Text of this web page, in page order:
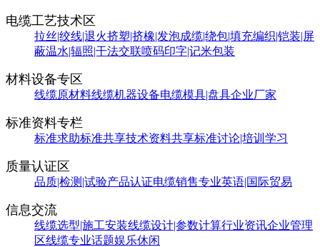
电缆工艺技术区
拉丝|绞线|退火挤塑|挤橡|发泡成缆|绕包|填充编织|铠装|屏
蔽温水|辐照|干法交联喷码印字|记米包装
材料设备专区
线缆原材料线缆机器设备电缆模具|盘具企业厂家
标准资料专栏
标准求助标准共享技术资料共享标准讨论|培训学习
质量认证区
品质|检测|试验产品认证电缆销售专业英语|国际贸易
信息交流
线缆选型|施工安装线缆设计|参数计算行业资讯企业管理
区线缆专业话题娱乐休闲